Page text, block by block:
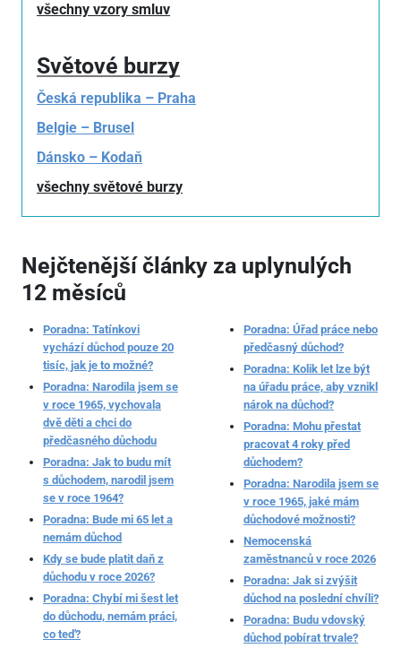
všechny vzory smluv
Světové burzy
Česká republika – Praha
Belgie – Brusel
Dánsko – Kodaň
všechny světové burzy
Nejčtenější články za uplynulých
12 měsíců
Poradna: Tatínkovi
vychází důchod pouze 20
tisíc, jak je to možné?
Poradna: Narodila jsem se
v roce 1965, vychovala
dvě děti a chci do
předčasného důchodu
Poradna: Jak to budu mít
s důchodem, narodil jsem
se v roce 1964?
Poradna: Bude mi 65 let a
nemám důchod
Kdy se bude platit daň z
důchodu v roce 2026?
Poradna: Chybí mi šest let
do důchodu, nemám práci,
co teď?
Poradna: Úřad práce nebo
předčasný důchod?
Poradna: Kolik let lze být
na úřadu práce, aby vznikl
nárok na důchod?
Poradna: Mohu přestat
pracovat 4 roky před
důchodem?
Poradna: Narodila jsem se
v roce 1965, jaké mám
důchodové možnosti?
Nemocenská
zaměstnanců v roce 2026
Poradna: Jak si zvýšit
důchod na poslední chvíli?
Poradna: Budu vdovský
důchod pobírat trvale?